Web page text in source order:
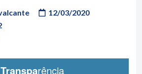
12/03/2020